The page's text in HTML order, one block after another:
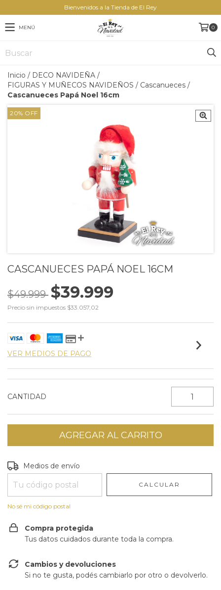
Bienvenidos a la Tienda de El Rey
MENÚ 0
Inicio / DECO NAVIDEÑA /
FIGURAS Y MUÑECOS NAVIDEÑOS / Cascanueces /
Cascanueces Papá Noel 16cm
20% OFF
CASCANUECES PAPÁ NOEL 16CM
$49.999 $39.999
Precio sin impuestos $33.057,02
VER MEDIOS DE PAGO
CANTIDAD
Entregas para el CP:
Medios de envío
CALCULAR
No sé mi código postal
Compra protegida
Tus datos cuidados durante toda la compra.
Cambios y devoluciones
Si no te gusta, podés cambiarlo por otro o devolverlo.